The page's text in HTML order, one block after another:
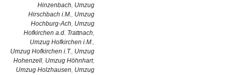
Hinzenbach, Umzug
Hirschbach i.M., Umzug
Hochburg-Ach, Umzug
Hofkirchen a.d. Trattnach,
Umzug Hofkirchen i.M.,
Umzug Hofkirchen i.T., Umzug
Hohenzell, Umzug Höhnhart,
Umzug Holzhausen, Umzug